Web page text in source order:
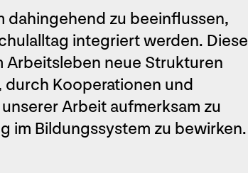
dahingehend zu beeinflussen,
integriert werden. Diese
Arbeitsleben neue Strukturen
durch Kooperationen und
Arbeit aufmerksam zu
im Bildungssystem zu bewirken.